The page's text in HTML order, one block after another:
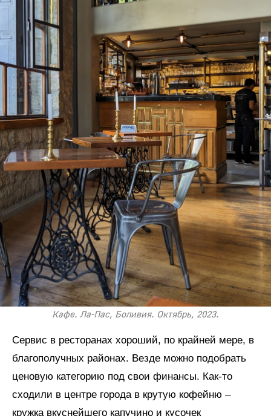
Кафе. Ла-Пас, Боливия. Октябрь, 2023.
Сервис в ресторанах хороший, по крайней мере, в
благополучных районах. Везде можно подобрать
ценовую категорию под свои финансы. Как-то
сходили в центре города в крутую кофейню –
кружка вкуснейшего капучино и кусочек